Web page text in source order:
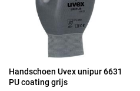
Handschoen Uvex unipur 6631
PU coating grijs